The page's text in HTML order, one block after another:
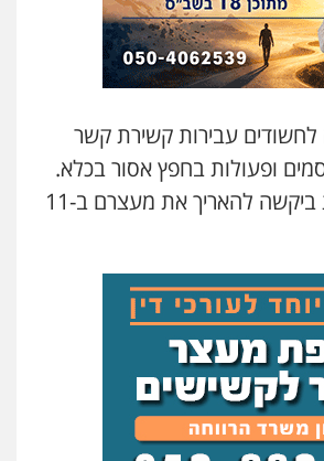
רועי אטיאס
פלילי פשיעה חמורה צווארון לבן
אסף כהן
פשיעה חמורה סמים והימורים
וחקירות
עורכי דין טאי שרקי
אילן אלימלך
עבירות קשירת קשר
ופעולות בחפץ אסור בכלא.
היחידה החוקרת ביקשה להאריך את מעצרם ב-11